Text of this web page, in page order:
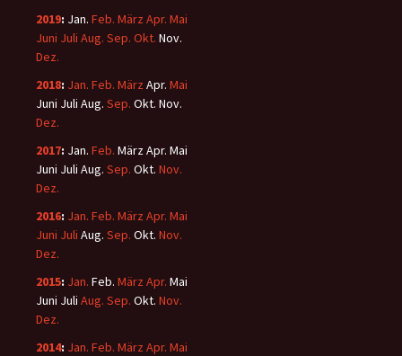
2019: Jan. Feb. März Apr. Mai
Juni Juli Aug. Sep. Okt. Nov.
Dez.
2018: Jan. Feb. März Apr. Mai
Juni Juli Aug. Sep. Okt. Nov.
Dez.
2017: Jan. Feb. MärzApr. Mai
Juni Juli Aug. Sep. Okt. Nov.
Dez.
2016: Jan. Feb. März Apr. Mai
Juni Juli Aug. Sep. Okt. Nov.
Dez.
2015: Jan. Feb. März Apr. Mai
Juni Juli Aug. Sep. Okt. Nov.
Dez.
2014: Jan. Feb. März Apr. Mai